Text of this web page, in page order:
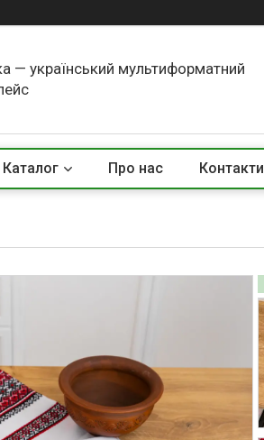
— український мультиформатний
Каталог Про нас Контакти